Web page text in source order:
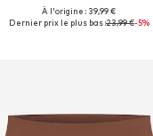
+1
Tailles disponibles: XS, S, M, L
À l'origine : 39,99 €
Dernier prix le plus bas :23,99 €-5%